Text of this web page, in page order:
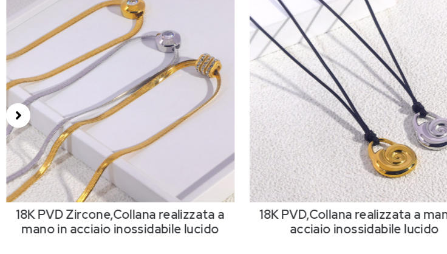
18K PVD Zircone,Collana realizzata a
mano in acciaio inossidabile lucido
18K PVD,Collana realizzata a
acciaio inossidabile lucido